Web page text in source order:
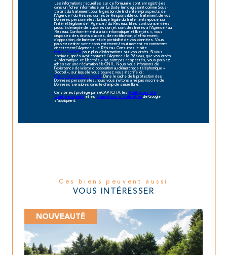
Les informations recueillies sur ce formulaire sont enregistrées
dans un fichier informatisé par La Boite Immo agissant comme Sous-
traitant du traitement pour la gestion de la clientèle/prospects de
l'Agence / du Réseau qui reste Responsable du Traitement de vos
Données personnelles. La base légale du traitement repose sur
l'intérêt légitime de l'Agence / du Réseau. Elles sont conservées
jusqu'à demande de suppression et sont destinées à l'Agence / au
Réseau. Conformément à la loi « informatique et libertés », vous
disposez des droits d’accès, de rectification, d’effacement,
d’opposition, de limitation et de portabilité de vos données. Vous
pouvez retirer votre consentement à tout moment en contactant
directement l’Agence / Le Réseau. Consultez le site
https://cnil.fr/frpour plus d’informations sur vos droits. Si vous
estimez, après avoir contacté l'Agence / le Réseau, que vos droits
« Informatique et Libertés » ne sont pas respectés, vous pouvez
adresser une réclamation à la CNIL. Nous vous informons de
l’existence de la liste d'opposition au démarchage téléphonique «
Bloctel », sur laquelle vous pouvez vous inscrire ici :
https://www.bloctel.gouv.fr. Dans le cadre de la protection des
Données personnelles, nous vous invitons à ne pas inscrire de
Données sensibles dans le champ de saisie libre.
Ce site est protégé par reCAPTCHA, les Politiques de
Confidentialité et es Conditions d'utilisationde Google
s'appliquent.
Ces biens peuvent aussi
VOUS INTÉRESSER
NOUVEAUTÉ